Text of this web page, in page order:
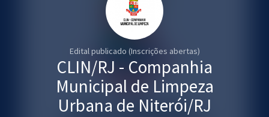
Edital publicado (Inscrições abertas)
CLIN/RJ - Companhia
Municipal de Limpeza
Urbana de Niterói/RJ